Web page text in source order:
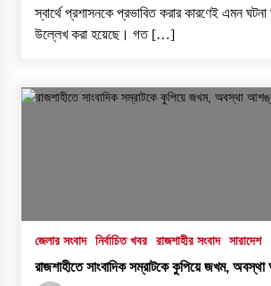
স্বার্থে প্রশাসনকে প্রভাবিত করার কারণেই এমন
উল্লেখ করা হয়েছে। ​গত […]
জেলার সংবাদ নির্বাচিত খবর রাজশাহীর সংবাদ সারাদেশ
রাজশাহীতে সাংবাদিক সম্রাটকে কুপিয়ে জখম,